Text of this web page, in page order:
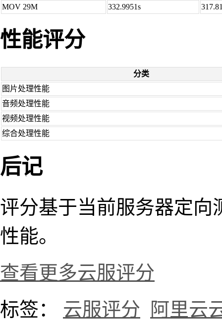
MOV 29M 332.9951s
性能评分
分类
图片处理性能
音频处理性能
视频处理性能
综合处理性能
后记
评分基于当前服务器定向
性能。
查看更多云服评分
标签： 云服评分
阿里云